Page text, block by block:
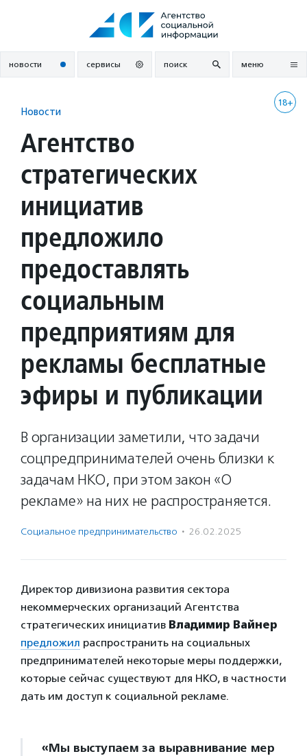
новости сервисы поиск меню
18+
Новости
Агентство
стратегических
инициатив
предложило
предоставлять
социальным
предприятиям для
рекламы бесплатные
эфиры и публикации
В организации заметили, что задачи
соцпредпринимателей очень близки к
задачам НКО, при этом закон «О
рекламе» на них не распространяется.
Социальное предпри­нима­тель­ство · 26.02.2025
Директор дивизиона развития сектора
некоммерческих организаций Агентства
стратегических инициатив Владимир Вайнер
предложил распространить на социальных
предпринимателей некоторые меры поддержки,
которые сейчас существуют для НКО, в частности
дать им доступ к социальной рекламе.
«Мы выступаем за выравнивание мер